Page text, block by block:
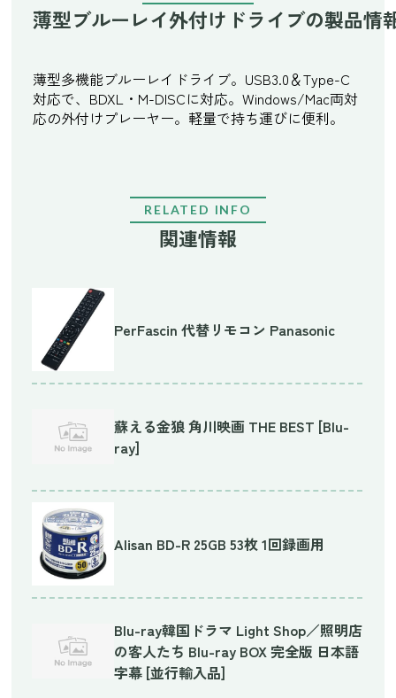
薄型ブルーレイ外付けドライブの製品情
薄型多機能ブルーレイドライブ。USB3.0＆Type-C
対応で、BDXL・M-DISCに対応。Windows/Mac両対
応の外付けプレーヤー。軽量で持ち運びに便利。
RELATED INFO
関連情報
PerFascin 代替リモコン Panasonic
蘇える金狼 角川映画 THE BEST [Blu-
ray]
Alisan BD-R 25GB 53枚 1回録画用
Blu-ray韓国ドラマ Light Shop／照明店
の客人たち Blu-ray BOX 完全版 日本語
字幕 [並行輸入品]